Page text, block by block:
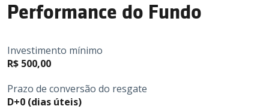
Invista conosco
Performance do Fundo
Investimento mínimo
R$ 500,00
Prazo de conversão do resgate
D+0 (dias úteis)